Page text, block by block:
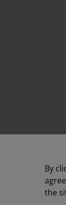
By
the